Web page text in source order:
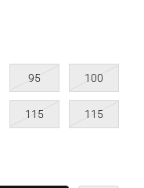
95 100
115 115